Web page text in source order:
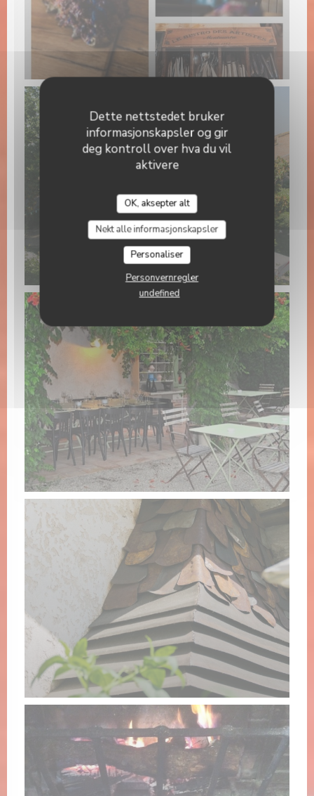
Dette nettstedet bruker
informasjonskapsler og gir
deg kontroll over hva du vil
aktivere
OK, aksepter alt
Nekt alle informasjonskapsler
Personaliser
Personvernregler
undefined
Chez Ernest